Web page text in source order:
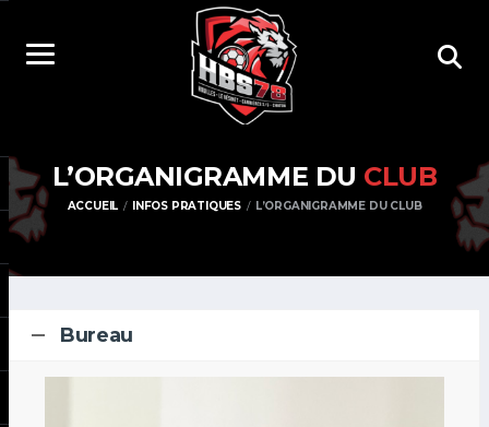
L’ORGANIGRAMME DU CLUB
ACCUEIL INFOS PRATIQUES L’ORGANIGRAMME DU CLUB
Bureau